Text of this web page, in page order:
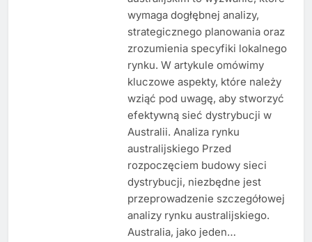
wymaga dogłębnej analizy,
strategicznego planowania oraz
zrozumienia specyfiki lokalnego
rynku. W artykule omówimy
kluczowe aspekty, które należy
wziąć pod uwagę, aby stworzyć
efektywną sieć dystrybucji w
Australii. Analiza rynku
australijskiego Przed
rozpoczęciem budowy sieci
dystrybucji, niezbędne jest
przeprowadzenie szczegółowej
analizy rynku australijskiego.
Australia, jako jeden…